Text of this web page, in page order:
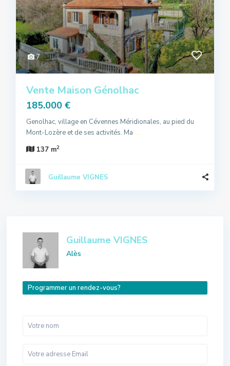
7
Vente Maison Génolhac
185.000 €
Genolhac, village en Cévennes Méridionales, au pied du
Mont-Lozère et de ses activités. Ma ...
137 m2
Guillaume VIGNES
Guillaume VIGNES
Alès
Programmer un rendez-vous?